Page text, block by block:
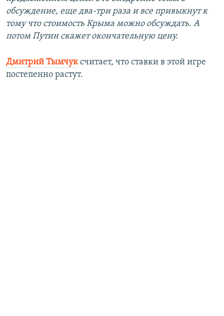
обсуждение, еще два-три раза и все привыкнут к
тому что стоимость Крыма можно обсуждать. А
потом Путин скажет окончательную цену.
Дмитрий Тымчуксчитает, что ставки в этой игре
постепенно растут.